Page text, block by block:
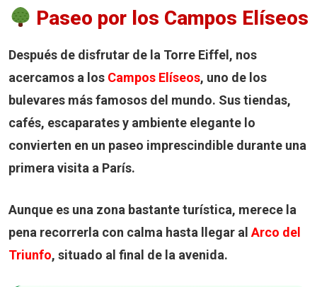
Paseo por los Campos Elíseos
Después de disfrutar de la Torre Eiffel, nos
acercamos a los Campos Elíseos, uno de los
bulevares más famosos del mundo. Sus tiendas,
cafés, escaparates y ambiente elegante lo
convierten en un paseo imprescindible durante una
primera visita a París.
Aunque es una zona bastante turística, merece la
pena recorrerla con calma hasta llegar alArco del
Triunfo, situado al final de la avenida.